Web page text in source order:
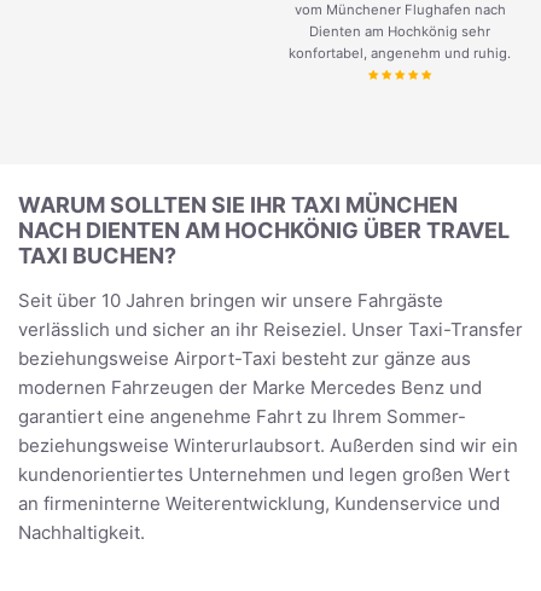
vom Münchener Flughafen nach
Dienten am Hochkönig sehr
konfortabel, angenehm und ruhig.
WARUM SOLLTEN SIE IHR TAXI MÜNCHEN
NACH DIENTEN AM HOCHKÖNIG ÜBER TRAVEL
TAXI BUCHEN?
Seit über 10 Jahren bringen wir unsere Fahrgäste
verlässlich und sicher an ihr Reiseziel. Unser Taxi-Transfer
beziehungsweise Airport-Taxi besteht zur gänze aus
modernen Fahrzeugen der Marke Mercedes Benz und
garantiert eine angenehme Fahrt zu Ihrem Sommer-
beziehungsweise Winterurlaubsort. Außerden sind wir ein
kundenorientiertes Unternehmen und legen großen Wert
an firmeninterne Weiterentwicklung, Kundenservice und
Nachhaltigkeit.